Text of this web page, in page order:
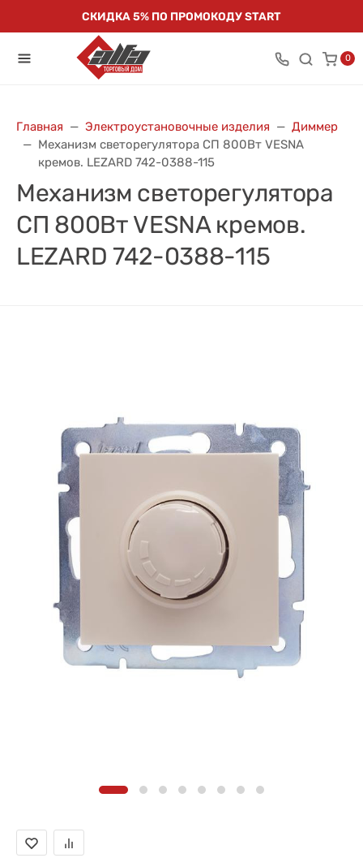
СКИДКА 5% ПО ПРОМОКОДУ START
0
Главная Электроустановочные изделия
Диммер
Механизм светорегулятора СП 800Вт VESNA
кремов. LEZARD 742-0388-115
Механизм светорегулятора
СП 800Вт VESNA кремов.
LEZARD 742-0388-115